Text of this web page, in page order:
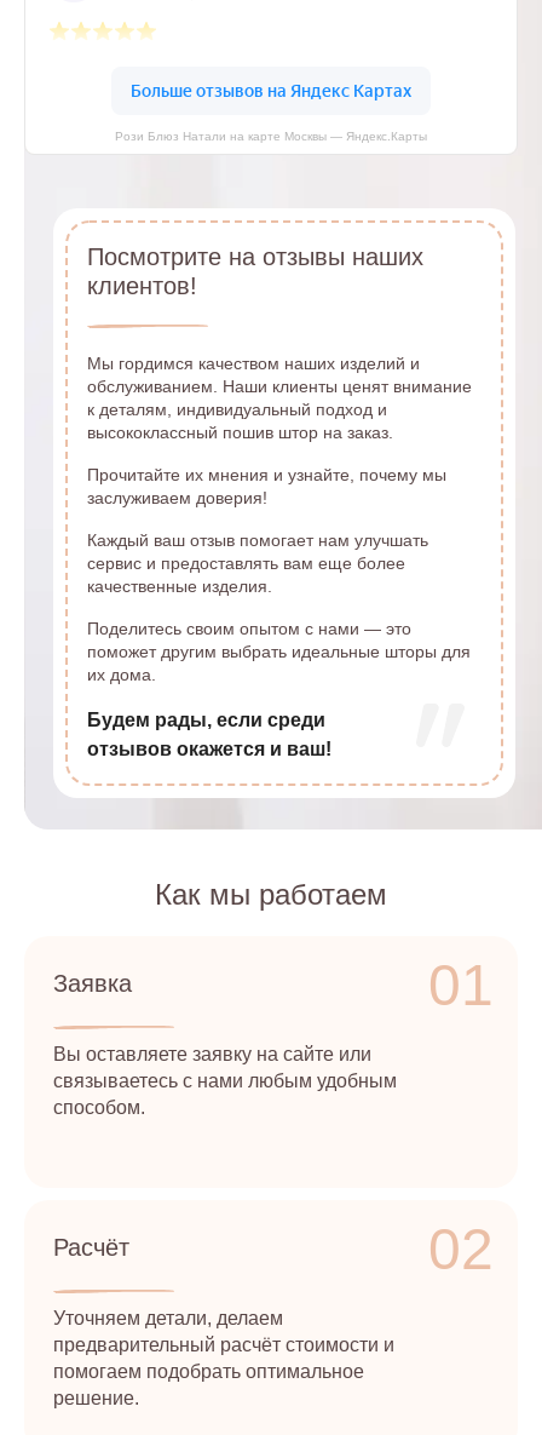
Рози Блюз Натали на карте Москвы — Яндекс.Карты
Посмотрите на отзывы наших
клиентов!
Мы гордимся качеством наших изделий и
обслуживанием. Наши клиенты ценят внимание
к деталям, индивидуальный подход и
высококлассный пошив штор на заказ.
Прочитайте их мнения и узнайте, почему мы
заслуживаем доверия!
Каждый ваш отзыв помогает нам улучшать
сервис и предоставлять вам еще более
качественные изделия.
Поделитесь своим опытом с нами — это
поможет другим выбрать идеальные шторы для
их дома.
Будем рады, если среди
отзывов окажется и ваш!
Как мы работаем
Заявка 01
Вы оставляете заявку на сайте или
связываетесь с нами любым удобным
способом.
Расчёт 02
Уточняем детали, делаем
предварительный расчёт стоимости и
помогаем подобрать оптимальное
решение.